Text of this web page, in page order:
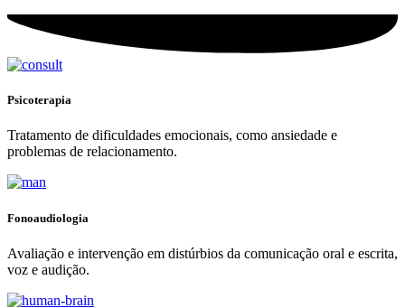
Psicoterapia
Tratamento de dificuldades emocionais, como ansiedade e
problemas de relacionamento.
Fonoaudiologia
Avaliação e intervenção em distúrbios da comunicação oral e escrita,
voz e audição.